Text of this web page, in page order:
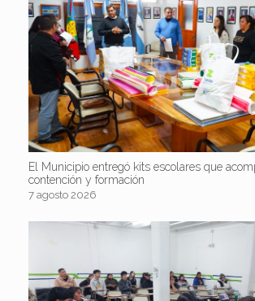
El Municipio entregó kits escolares que
contención y formación
7 agosto 2026